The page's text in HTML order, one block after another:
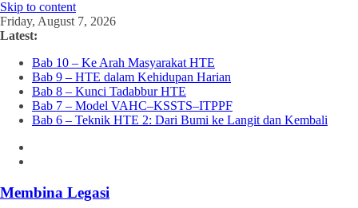
Skip to content
Friday, August 7, 2026
Latest:
Bab 10 – Ke Arah Masyarakat HTE
Bab 9 – HTE dalam Kehidupan Harian
Bab 8 – Kunci Tadabbur HTE
Bab 7 – Model VAHC–KSSTS–ITPPF
Bab 6 – Teknik HTE 2: Dari Bumi ke Langit dan Kembali
Membina Legasi